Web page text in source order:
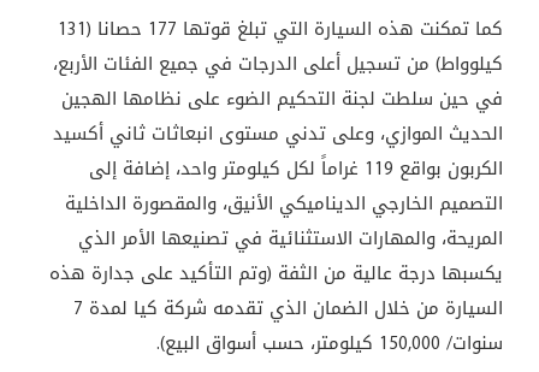
كما تمكنت هذه السيارة التي تبلغ قوتها 177 حصانا (131
كيلوواط) من تسجيل أعلى الدرجات في جميع الفئات الأربع،
في حين سلطت لجنة التحكيم الضوء على نظامها الهجين
الحديث الموازي، وعلى تدني مستوى انبعاثات ثاني أكسيد
الكربون بواقع 119 غراماً لكل كيلومتر واحد، إضافة إلى
التصميم الخارجي الديناميكي الأنيق، والمقصورة الداخلية
المريحة، والمهارات الاستثنائية في تصنيعها الأمر الذي
يكسبها درجة عالية من الثفة (وتم التأكيد على جدارة هذه
السيارة من خلال الضمان الذي تقدمه شركة كيا لمدة 7
سنوات/ 150,000 كيلومتر، حسب أسواق البيع).